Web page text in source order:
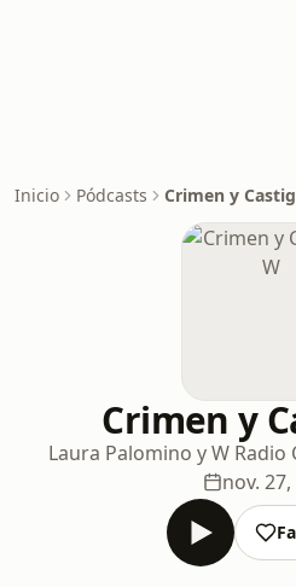
Inicio Pódcasts Crimen y
Crimen y
Laura Palomino y W Radio
nov.